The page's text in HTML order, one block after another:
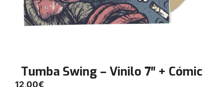
Tumba Swing – Vinilo 7″ + Cómic
12,00€